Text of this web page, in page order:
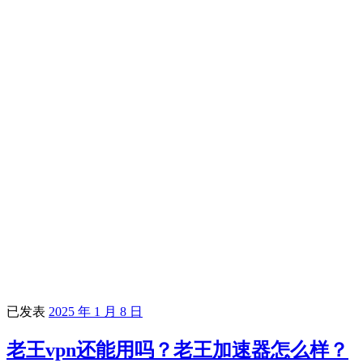
已发表 2025 年 1 月 8 日
老王vpn还能用吗？老王加速器怎么样？